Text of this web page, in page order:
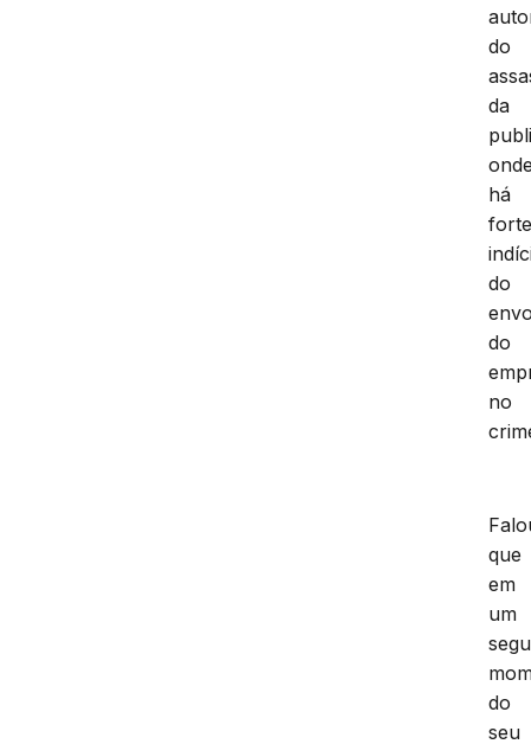
do
da
há
do
do
no
que
em
um
do
seu